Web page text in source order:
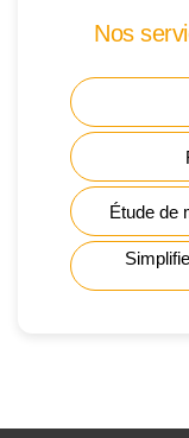
Nos
Étude de